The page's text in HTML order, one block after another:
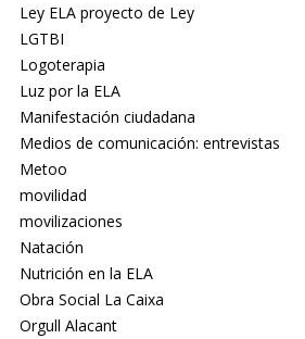
Ley ELA proyecto de Ley
LGTBI
Logoterapia
Luz por la ELA
Manifestación ciudadana
Medios de comunicación: entrevistas
Metoo
movilidad
movilizaciones
Natación
Nutrición en la ELA
Obra Social La Caixa
Orgull Alacant